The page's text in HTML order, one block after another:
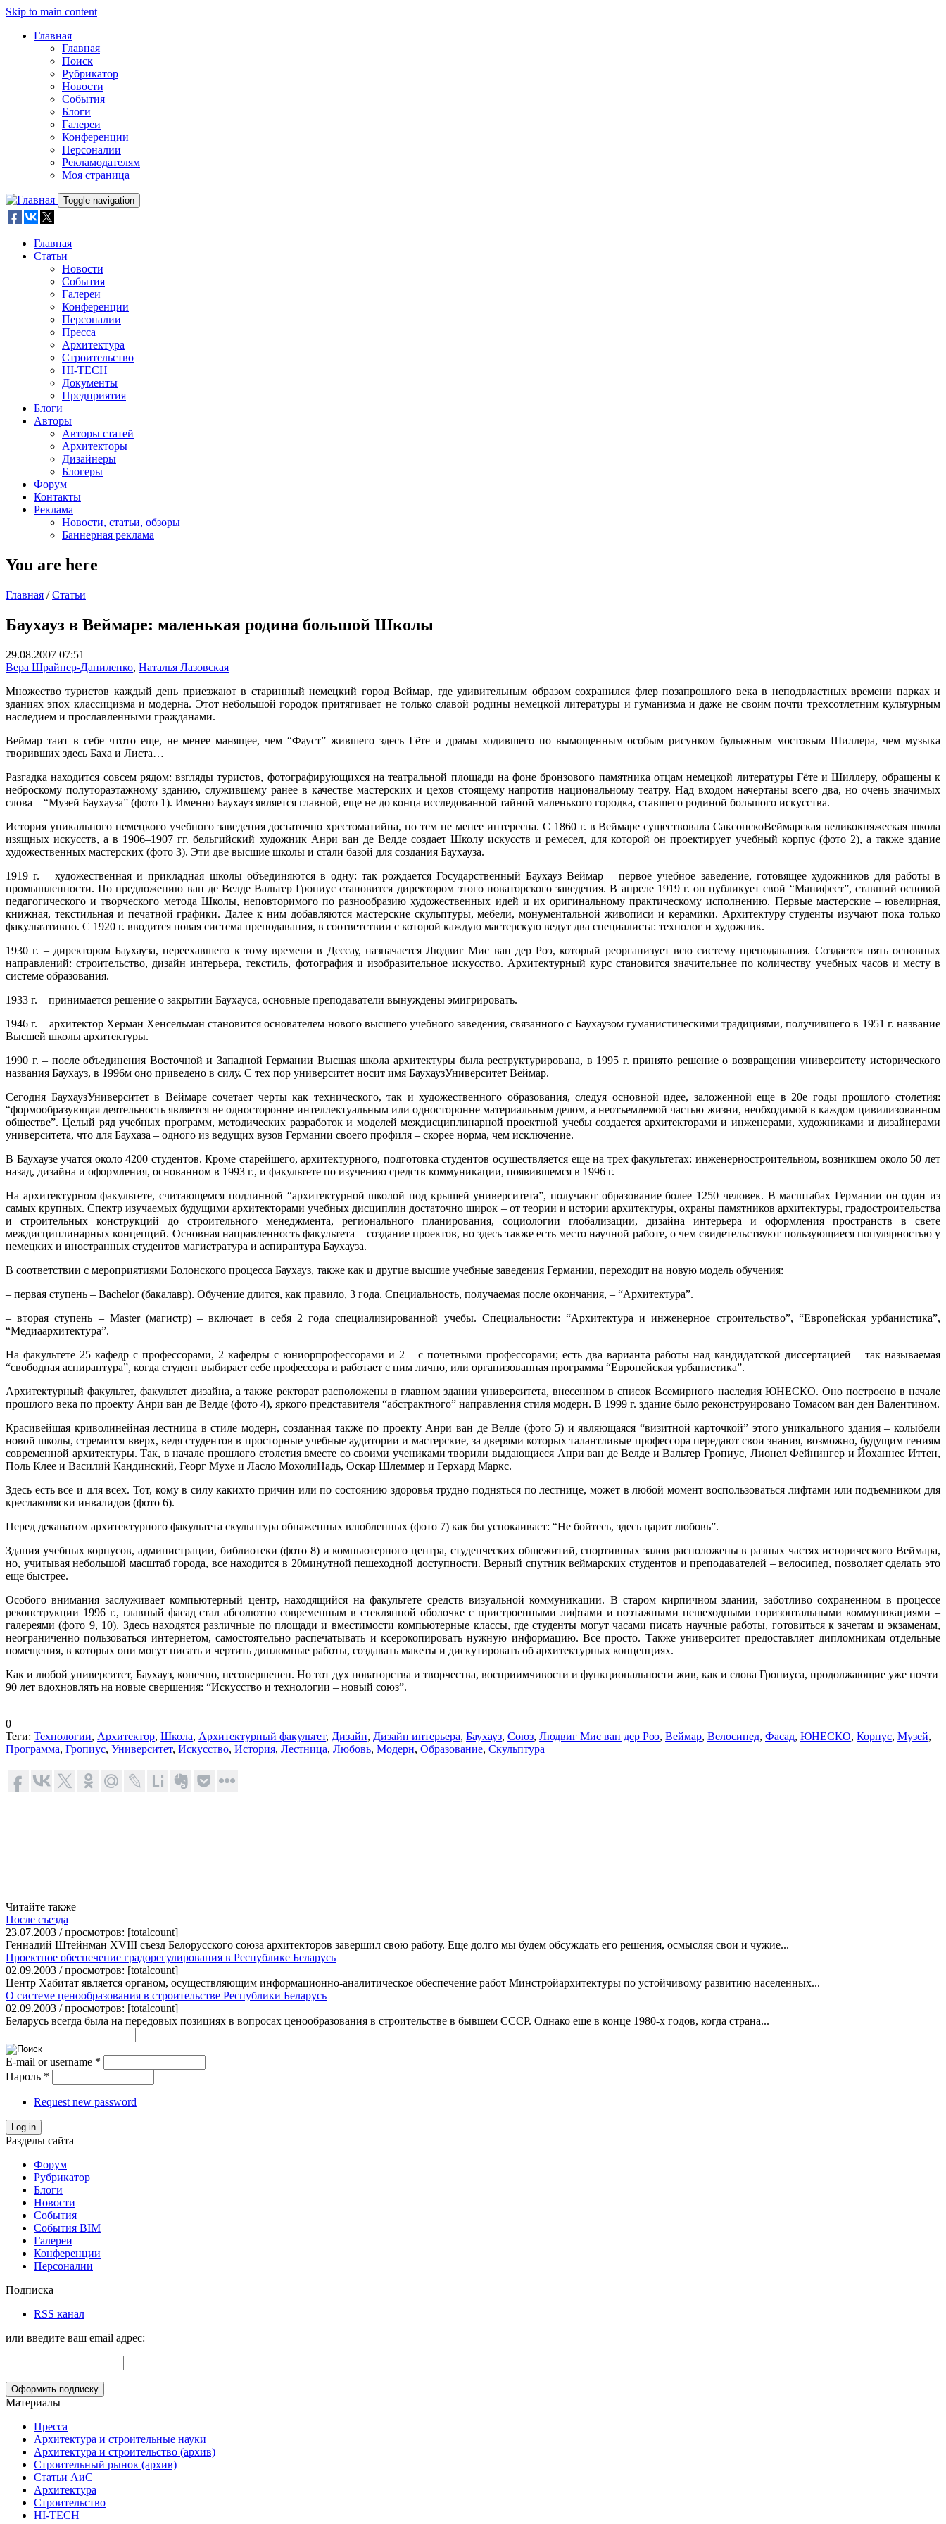
Skip to main content
Главная
Главная
Поиск
Рубрикатор
Новости
События
Блоги
Галереи
Конференции
Персоналии
Рекламодателям
Моя страница
Toggle navigation
Главная
Статьи
Новости
События
Галереи
Конференции
Персоналии
Пресса
Архитектура
Строительство
HI-TECH
Документы
Предприятия
Блоги
Авторы
Авторы статей
Архитекторы
Дизайнеры
Блогеры
Форум
Контакты
Реклама
Новости, статьи, обзоры
Баннерная реклама
You are here
Главная / Статьи
Баухауз в Веймаре: маленькая родина большой Школы
29.08.2007 07:51
Вера Шрайнер-Даниленко, Наталья Лазовская
Множество туристов каждый день приезжают в старинный немецкий город Веймар, где удивительным образом сохранился флер позапрошлого века в неподвластных времени парках и
зданиях эпох классицизма и модерна. Этот небольшой городок притягивает не только славой родины немецкой литературы и гуманизма и даже не своим почти трехсотлетним культурным
наследием и прославленными гражданами.
Веймар таит в себе что­то еще, не менее манящее, чем “Фауст” жившего здесь Гёте и драмы ходившего по вымощенным особым рисунком булыжным мостовым Шиллера, чем музыка
творивших здесь Баха и Листа…
Разгадка находится совсем рядом: взгляды туристов, фотографирующихся на театральной площади на фоне бронзового памятника отцам немецкой литературы Гёте и Шиллеру, обращены к
неброскому полутораэтажному зданию, служившему ранее в качестве мастерских и цехов стоящему напротив национальному театру. Над входом начертаны всего два, но очень значимых
слова – “Музей Баухауза” (фото 1). Именно Баухауз является главной, еще не до конца исследованной тайной маленького городка, ставшего родиной большого искусства.
История уникального немецкого учебного заведения достаточно хрестоматийна, но тем не менее интересна. С 1860 г. в Веймаре существовала СаксонскоВеймарская великокняжеская школа
изящных искусств, а в 1906–1907 гг. бельгийский художник Анри ван де Велде создает Школу искусств и ремесел, для которой он проектирует учебный корпус (фото 2), а также здание
художественных мастерских (фото 3). Эти две высшие школы и стали базой для создания Баухауза.
1919 г. – художественная и прикладная школы объединяются в одну: так рождается Государственный Баухауз Веймар – первое учебное заведение, готовящее художников для работы в
промышленности. По предложению ван де Велде Вальтер Гропиус становится директором этого новаторского заведения. В апреле 1919 г. он публикует свой “Манифест”, ставший основой
педагогического и творческого метода Школы, неповторимого по разнообразию художественных идей и их оригинальному практическому исполнению. Первые мастерские – ювелирная,
книжная, текстильная и печатной графики. Далее к ним добавляются мастерские скульптуры, мебели, монументальной живописи и керамики. Архитектуру студенты изучают пока только
факультативно. С 1920 г. вводится новая система преподавания, в соответствии с которой каждую мастерскую ведут два специалиста: технолог и художник.
1930 г. – директором Баухауза, переехавшего к тому времени в Дессау, назначается Людвиг Мис ван дер Роэ, который реорганизует всю систему преподавания. Создается пять основных
направлений: строительство, дизайн интерьера, текстиль, фотография и изобразительное искусство. Архитектурный курс становится значительнее по количеству учебных часов и месту в
системе образования.
1933 г. – принимается решение о закрытии Баухауса, основные преподаватели вынуждены эмигрировать.
1946 г. – архитектор Херман Хенсельман становится основателем нового высшего учебного заведения, связанного с Баухаузом гуманистическими традициями, получившего в 1951 г. название
Высшей школы архитектуры.
1990 г. – после объединения Восточной и Западной Германии Высшая школа архитектуры была реструктурирована, в 1995 г. принято решение о возвращении университету исторического
названия Баухауз, в 1996м оно приведено в силу. С тех пор университет носит имя БаухаузУниверситет Веймар.
Сегодня БаухаузУниверситет в Веймаре сочетает черты как технического, так и художественного образования, следуя основной идее, заложенной еще в 20е годы прошлого столетия:
“формообразующая деятельность является не односторонне интеллектуальным или односторонне материальным делом, а неотъемлемой частью жизни, необходимой в каждом цивилизованном
обществе”. Целый ряд учебных программ, методических разработок и моделей междисциплинарной проектной учебы создается архитекторами и инженерами, художниками и дизайнерами
университета, что для Баухаза – одного из ведущих вузов Германии своего профиля – скорее норма, чем исключение.
В Баухаузе учатся около 4200 студентов. Кроме старейшего, архитектурного, подготовка студентов осуществляется еще на трех факультетах: инженерно­строительном, возникшем около 50 лет
назад, дизайна и оформления, основанном в 1993 г., и факультете по изучению средств коммуникации, появившемся в 1996 г.
На архитектурном факультете, считающемся подлинной “архитектурной школой под крышей университета”, получают образование более 1250 человек. В масштабах Германии он один из
самых крупных. Спектр изучаемых будущими архитекторами учебных дисциплин достаточно широк – от теории и истории архитектуры, охраны памятников архитектуры, градостроительства
и строительных конструкций до строительного менеджмента, регионального планирования, социологии глобализации, дизайна интерьера и оформления пространств в свете
междисциплинарных концепций. Основная направленность факультета – создание проектов, но здесь также есть место научной работе, о чем свидетельствуют пользующиеся популярностью у
немецких и иностранных студентов магистратура и аспирантура Баухауза.
В соответствии с мероприятиями Болонского процесса Баухауз, также как и другие высшие учебные заведения Германии, переходит на новую модель обучения:
– первая ступень – Bachelor (бакалавр). Обучение длится, как правило, 3 года. Специальность, получаемая после окончания, – “Архитектура”.
– вторая ступень – Master (магистр) – включает в себя 2 года специализированной учебы. Специальности: “Архитектура и инженерное строительство”, “Европейская урбанистика”,
“Медиаархитектура”.
На факультете 25 кафедр с профессорами, 2 кафедры с юниорпрофессорами и 2 – с почетными профессорами; есть два варианта работы над кандидатской диссертацией – так называемая
“свободная аспирантура”, когда студент выбирает себе профессора и работает с ним лично, или организованная программа “Европейская урбанистика”.
Архитектурный факультет, факультет дизайна, а также ректорат расположены в главном здании университета, внесенном в список Всемирного наследия ЮНЕСКО. Оно построено в начале
прошлого века по проекту Анри ван де Велде (фото 4), яркого представителя “абстрактного” направления стиля модерн. В 1999 г. здание было реконструировано Томасом ван ден Валентином.
Красивейшая криволинейная лестница в стиле модерн, созданная также по проекту Анри ван де Велде (фото 5) и являющаяся “визитной карточкой” этого уникального здания – колыбели
новой школы, стремится вверх, ведя студентов в просторные учебные аудитории и мастерские, за дверями которых талантливые профессора передают свои знания, возможно, будущим гениям
современной архитектуры. Так, в начале прошлого столетия вместе со своими учениками творили выдающиеся Анри ван де Велде и Вальтер Гропиус, Лионел Фейнингер и Йоханнес Иттен,
Поль Клее и Василий Кандинский, Георг Мухе и Ласло Мохоли­Надь, Оскар Шлеммер и Герхард Маркс.
Здесь есть все и для всех. Тот, кому в силу каких­то причин или по состоянию здоровья трудно подняться по лестнице, может в любой момент воспользоваться лифтами или подъемником для
креслаколяски инвалидов (фото 6).
Перед деканатом архитектурного факультета скульптура обнаженных влюбленных (фото 7) как бы успокаивает: “Не бойтесь, здесь царит любовь”.
Здания учебных корпусов, администрации, библиотеки (фото 8) и компьютерного центра, студенческих общежитий, спортивных залов расположены в разных частях исторического Веймара,
но, учитывая небольшой масштаб города, все находится в 20минутной пешеходной доступности. Верный спутник веймарских студентов и преподавателей – велосипед, позволяет сделать это
еще быстрее.
Особого внимания заслуживает компьютерный центр, находящийся на факультете средств визуальной коммуникации. В старом кирпичном здании, заботливо сохраненном в процессе
реконструкции 1996 г., главный фасад стал абсолютно современным в стеклянной оболочке с пристроенными лифтами и поэтажными пешеходными горизонтальными коммуникациями –
галереями (фото 9, 10). Здесь находятся различные по площади и вместимости компьютерные классы, где студенты могут часами писать научные работы, готовиться к зачетам и экзаменам,
неограниченно пользоваться интернетом, самостоятельно распечатывать и ксерокопировать нужную информацию. Все просто. Также университет предоставляет дипломникам отдельные
помещения, в которых они могут писать и чертить дипломные работы, создавать макеты и дискутировать об архитектурных концепциях.
Как и любой университет, Баухауз, конечно, несовершенен. Но тот дух новаторства и творчества, восприимчивости и функциональности жив, как и слова Гропиуса, продолжающие уже почти
90 лет вдохновлять на новые свершения: “Искусство и технологии – новый союз”.
0
Теги: Технологии, Архитектор, Школа, Архитектурный факультет, Дизайн, Дизайн интерьера, Баухауз, Союз, Людвиг Мис ван дер Роэ, Веймар, Велосипед, Фасад, ЮНЕСКО, Корпус, Музей,
Программа, Гропиус, Университет, Искусство, История, Лестница, Любовь, Модерн, Образование, Скульптура
Читайте также
После съезда
23.07.2003 / просмотров: [totalcount]
Геннадий Штейнман XVIII съезд Белорусского союза архитекторов завершил свою работу. Еще долго мы будем обсуждать его решения, осмысляя свои и чужие...
Проектное обеспечение градорегулирования в Республике Беларусь
02.09.2003 / просмотров: [totalcount]
Центр Хабитат является органом, осуществляющим информационно-аналитическое обеспечение работ Минстройархитектуры по устойчивому развитию населенных...
О системе ценообразования в строительстве Республики Беларусь
02.09.2003 / просмотров: [totalcount]
Беларусь всегда была на передовых позициях в вопросах ценообразования в строительстве в бывшем СССР. Однако еще в конце 1980-х годов, когда страна...
E-mail or username *
Пароль *
Request new password
Log in
Разделы сайта
Форум
Рубрикатор
Блоги
Новости
События
События BIM
Галереи
Конференции
Персоналии
Подписка
RSS канал
или введите ваш email адрес:
Материалы
Пресса
Архитектура и строительные науки
Архитектура и строительство (архив)
Строительный рынок (архив)
Статьи АиС
Архитектура
Строительство
HI-TECH